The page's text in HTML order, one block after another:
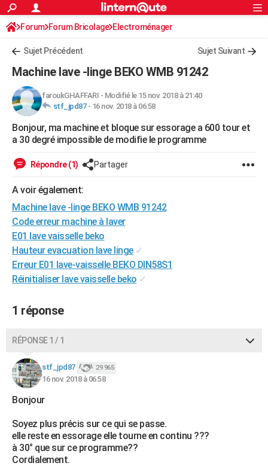
ACTUALITÉS
Politique
Société
Faits Divers
Education
Monde
Villes
+
FINANCE
Retraite
Impôts
Epargne
Immobilier
Risques naturels par ville
Banque
Assurance
Crédit
AUTO
Essais
Réserver un essai
Citadines
Berlines
SUV
Forum auto
+HIGH-TECH
Mobiles
Meilleur smartphone
Internet
Ordinateurs
Jeux vidéo
Guide high-tech
BRICOLAGE
WEEK-END
Guides de France
Escapades
Patrimoine
Expositions
Musées
Week-end nature
+LIFESTYLE
Art de vivre
Bien-être
Loisirs
Mode
Modes de vie
SANTE
Alimentation
Guide de la santé
Maladies
Médicaments
Sommeil
Destinations
City break
Voyage nature
Voyage de noces
Forum
Climat
PHOTO
GUIDES D'ACHAT
Carte de Noël
Carte Bonne année
Carte Saint-Valentin
Carte Pâques
Carte d'anniversaire
DICTIONNAIRE
Dictionnaire
Biographies
Citations
Expressions
Proverbes
PROGRAMME TV
COPAINS D'AVANT
S'inscrire
Se connecter
Lycées
Collèges
Primaires
Universités
Entreprises
Service militaire
Avis de recherche
AVIS DE DÉCÈS
S'inscrire
Connexion
Forum Forum Bricolage Electroménager
Sujet Précédent Sujet Suivant
Machine lave -linge BEKO WMB 91242
faroukGHAFFARI - Modifié le 15 nov. 2018 à 21:40
stf_jpd87- 16 nov. 2018 à 06:58
Bonjour, ma machine et bloque sur essorage a 600 tour et
a 30 degré impossible de modifie le programme
Répondre (1) Partager
A voir également:
Machine lave -linge BEKO WMB 91242
Code erreur machine à laver
E01 lave vaisselle beko
Hauteur evacuation lave linge ✓
Erreur E01 lave-vaisselle BEKO DIN58S1
Réinitialiser lave vaisselle beko ✓
1 réponse
RÉPONSE 1 / 1
stf_jpd87 29 965
16 nov. 2018 à 06:58
Bonjour
Soyez plus précis sur ce qui se passe.
elle reste en essorage elle tourne en continu ???
à 30° que sur ce programme??
Cordialement.